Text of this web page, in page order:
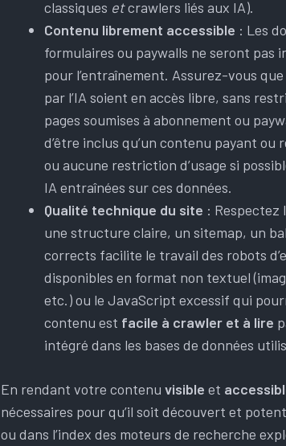
classiques etcrawlers liés aux IA).
Contenu librement accessible : Les
formulaires ou paywalls ne seront pas
pour l’entraînement. Assurez-vous
par l’IA soient en accès libre, sans
pages soumises à abonnement ou
d’être inclus qu’un contenu payant
ou aucune restriction d’usage si
IA entraînées sur ces données.
Qualité technique du site : Respectez
une structure claire, un sitemap, un
corrects facilite le travail des robots
disponibles en format non textuel
etc.) ou le JavaScript excessif qui
contenu est facile à crawler et à lire
intégré dans les bases de données
En rendant votre contenu visible et
nécessaires pour qu’il soit découvert et
ou dans l’index des moteurs de recherche